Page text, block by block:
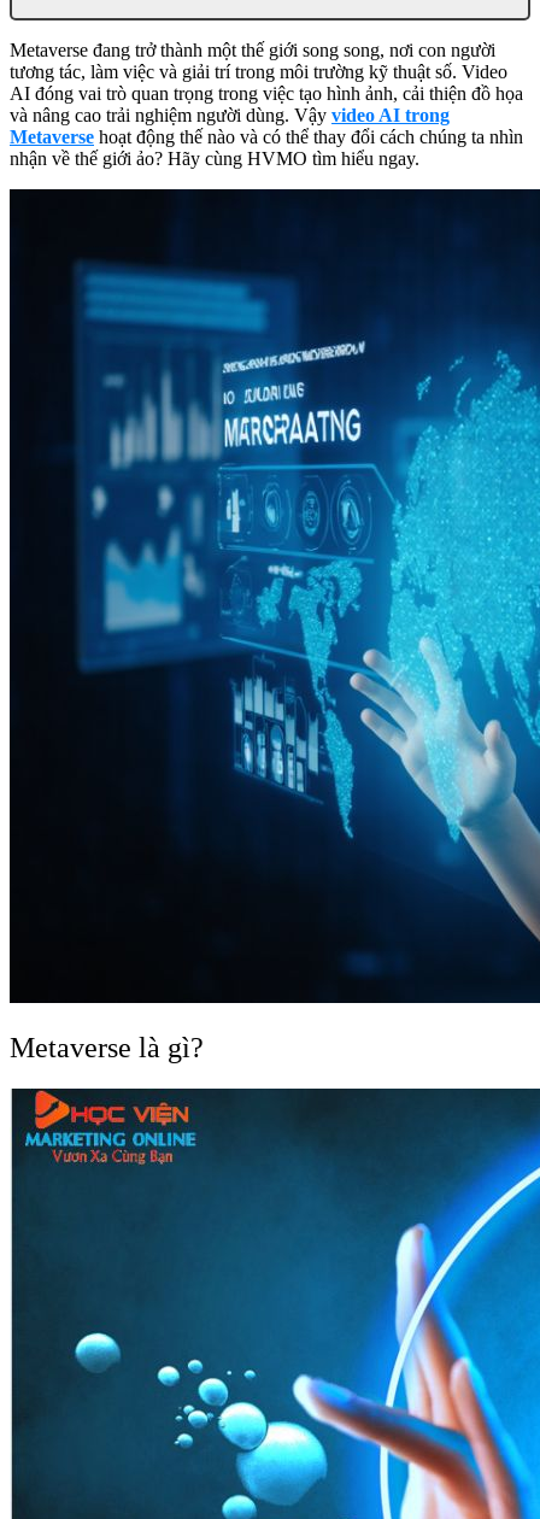
Metaverse đang trở thành một thế giới song song, nơi con người
tương tác, làm việc và giải trí trong môi trường kỹ thuật số. Video
AI đóng vai trò quan trọng trong việc tạo hình ảnh, cải thiện đồ họa
và nâng cao trải nghiệm người dùng. Vậy video AI trong
Metaverse hoạt động thế nào và có thể thay đổi cách chúng ta nhìn
nhận về thế giới ảo? Hãy cùng HVMO tìm hiểu ngay.
Metaverse là gì?